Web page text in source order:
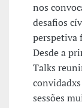
nos
desafios
perspetiva
Desde a
Talks
sessões